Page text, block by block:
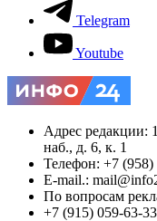
Telegram
Youtube
Адрес редакции:
наб., д. 6, к. 1
Телефон: +7 (958)
E-mail.:
По вопросам
+7 (915) 059-63-33